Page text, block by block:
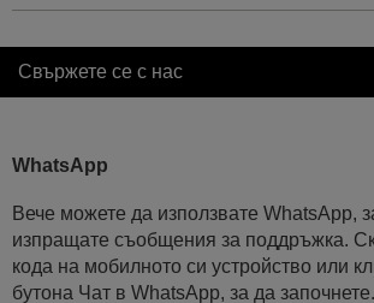
Свържете се с нас
WhatsApp
Вече можете да използвате WhatsApp,
изпращате съобщения за поддръжка.
кода на мобилното си устройство или
бутона Чат в WhatsApp, за да започнете.